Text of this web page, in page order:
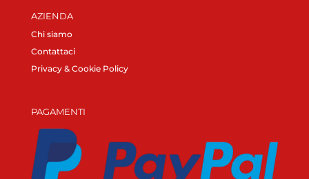
AZIENDA
Chi siamo
Contattaci
Privacy & Cookie Policy
PAGAMENTI